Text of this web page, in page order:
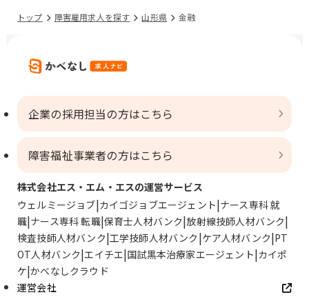
トップ 障害雇用求人を探す 山形県 金融
企業の採用担当の方はこちら
障害福祉事業者の方はこちら
株式会社エス・エム・エスの運営サービス
ウェルミージョブ カイゴジョブエージェント ナース専科 就
職 ナース専科 転職 保育士人材バンク 放射線技師人材バンク
検査技師人材バンク 工学技師人材バンク ケア人材バンク PT
OT人材バンク エイチエ 国試黒本治療家エージェント カイポ
ケ かべなしクラウド
運営会社